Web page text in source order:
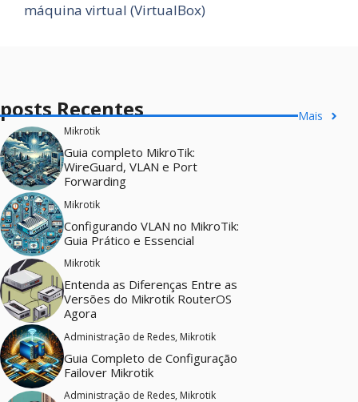
máquina virtual (VirtualBox)
posts Recentes Mais
Mikrotik
Guia completo MikroTik:
WireGuard, VLAN e Port
Forwarding
Mikrotik
Configurando VLAN no MikroTik:
Guia Prático e Essencial
Mikrotik
Entenda as Diferenças Entre as
Versões do Mikrotik RouterOS
Agora
Administração de Redes, Mikrotik
Guia Completo de Configuração
Failover Mikrotik
Administração de Redes, Mikrotik